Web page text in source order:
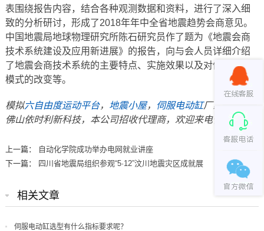
表围绕报告内容，结合各种观测数据和资料，进行了深入细
致的分析研讨，形成了2018年年中全省地震趋势会商意见。
中国地震局地球物理研究所陈石研究员作了题为《地震会商
技术系统建设及应用新进展》的报告，向与会人员详细介绍
了地震会商技术系统的主要特点、实施效果以及对传统业务
模式的改变等。
模拟六自由度运动平台， 地震小屋， 伺服电动缸厂家请联系
佛山依时利新科技，本公司招收代理商，欢迎来电咨询。
上一篇：
自动化学院成功举办电网就业讲座
下一篇：
四川省地震局组织参观“5·12”汶川地震灾区成就展
相关文章
伺服电动缸选型有什么指标要求呢？